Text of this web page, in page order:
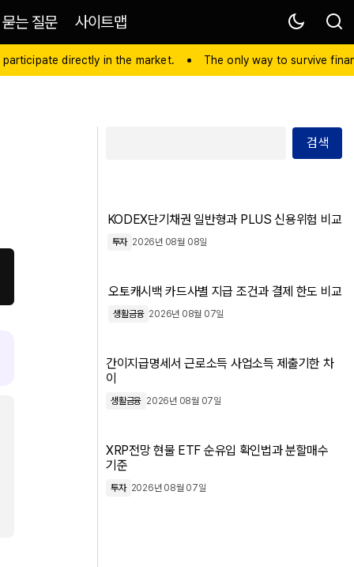
는 질문 사이트맵
directly in the market. The only way to survive
검색
KODEX단기채권 일반형과 PLUS 신용위험 비교
투자 2026년 08월 08일
오토캐시백 카드사별 지급 조건과 결제 한도 비교
생활금융 2026년 08월 07일
간이지급명세서 근로소득 사업소득 제출기한 차
이
생활금융 2026년 08월 07일
XRP전망 현물 ETF 순유입 확인법과 분할매수
기준
투자 2026년 08월 07일